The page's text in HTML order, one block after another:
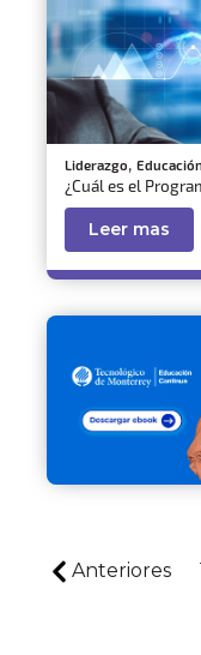
Liderazgo, Educación
¿Cuál es el
Leer mas
Anteriores